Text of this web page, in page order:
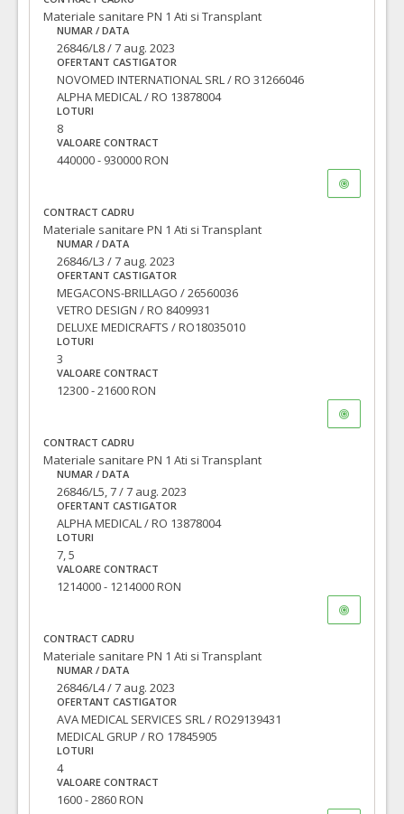
VALOAREA ESTIMATA FARA
TVA:
3.000,00 - 90.000,00 Leu
Materiale sanitare PN 1 Ati si Transplant
NUMAR / DATA
26846/L8 / 7 aug. 2023
OFERTANT CASTIGATOR
NOVOMED INTERNATIONAL SRL / RO 31266046
ALPHA MEDICAL / RO 13878004
LOTURI
8
VALOARE CONTRACT
440000 - 930000 RON
CONTRACT CADRU
Materiale sanitare PN 1 Ati si Transplant
NUMAR / DATA
26846/L3 / 7 aug. 2023
OFERTANT CASTIGATOR
MEGACONS-BRILLAGO / 26560036
VETRO DESIGN / RO 8409931
DELUXE MEDICRAFTS / RO18035010
LOTURI
3
VALOARE CONTRACT
12300 - 21600 RON
CONTRACT CADRU
Materiale sanitare PN 1 Ati si Transplant
NUMAR / DATA
26846/L5, 7 / 7 aug. 2023
OFERTANT CASTIGATOR
ALPHA MEDICAL / RO 13878004
LOTURI
7, 5
VALOARE CONTRACT
1214000 - 1214000 RON
CONTRACT CADRU
Materiale sanitare PN 1 Ati si Transplant
NUMAR / DATA
26846/L4 / 7 aug. 2023
OFERTANT CASTIGATOR
AVA MEDICAL SERVICES SRL / RO29139431
MEDICAL GRUP / RO 17845905
LOTURI
4
VALOARE CONTRACT
1600 - 2860 RON